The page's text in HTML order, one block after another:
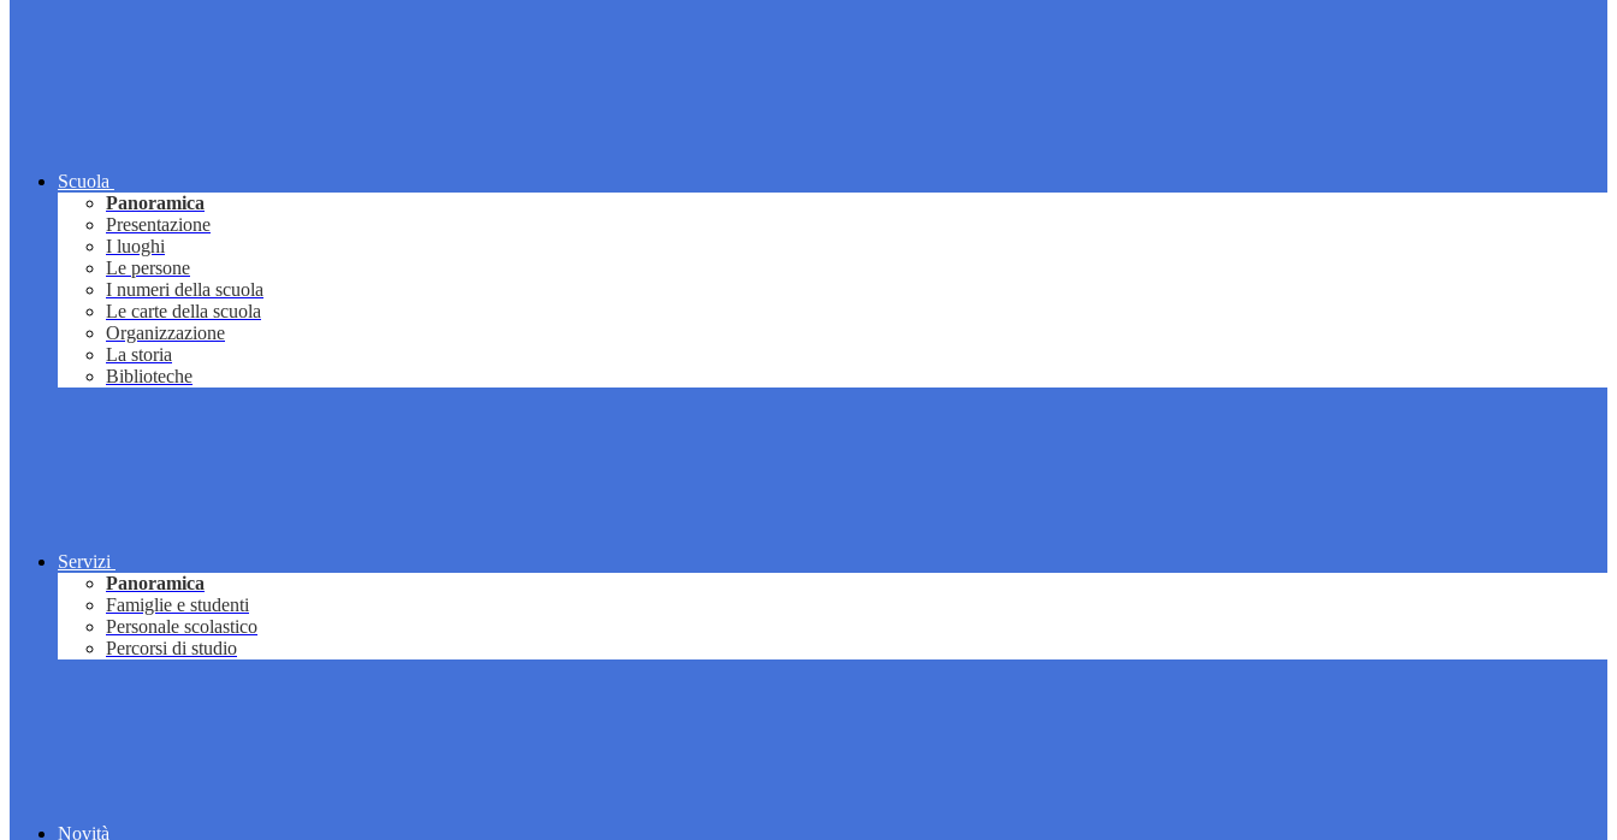
Scuola
Panoramica
Presentazione
I luoghi
Le persone
I numeri della scuola
Le carte della scuola
Organizzazione
La storia
Biblioteche
Servizi
Panoramica
Famiglie e studenti
Personale scolastico
Percorsi di studio
Novità